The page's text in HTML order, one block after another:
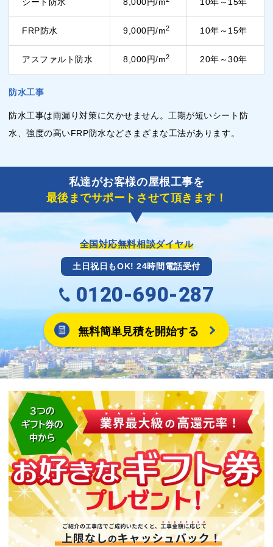
シート防水 8,000円/m 10年～15年
FRP防水 9,000円/m2 10年～15年
アスファルト防水 8,000円/m2 20年～30年
防水工事
防水工事は雨漏り対策に欠かせません。工期が短いシート防
水、強度の高いFRP防水などさまざまな工法があります。
私達がお客様の屋根工事を
最後までサポートさせて頂きます！
全国対応無料相談ダイヤル
土日祝日もOK! 24時間電話受付
0120-690-287
無料簡単見積を開始する